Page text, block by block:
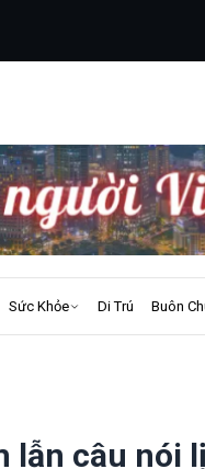
Sức Khỏe Di Trú Buôn
lẫn câu nói